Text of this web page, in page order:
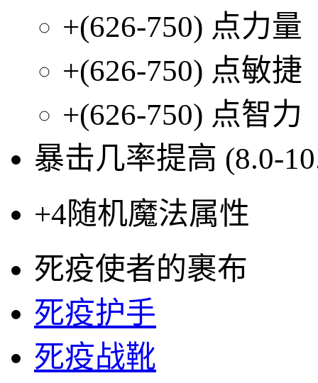
+(626-750) 点力量
+(626-750) 点敏捷
+(626-750) 点智力
暴击几率提高 (8.0-
+4随机魔法属性
死疫使者的裹布
死疫护手
死疫战靴